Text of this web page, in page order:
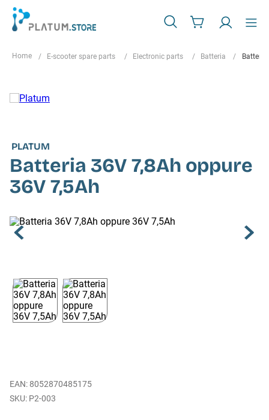
E-scooter spare parts Electronic parts Batteria
PLATUM
Batteria 36V 7,8Ah oppure
36V 7,5Ah
EAN: 8052870485175
P2-003